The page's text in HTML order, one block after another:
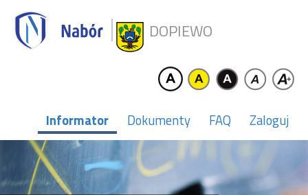
DOPIEWO
Informator Dokumenty FAQ Zaloguj